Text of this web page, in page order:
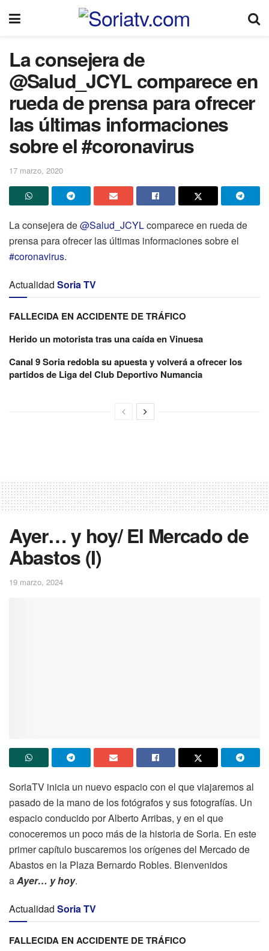
La consejera de
@Salud_JCYL comparece en
rueda de prensa para ofrecer
las últimas informaciones
sobre el #coronavirus
17 marzo, 2020
La consejera de@Salud_JCYLcomparece en rueda de
prensa para ofrecer las últimas informaciones sobre el
#coronavirus.
Actualidad Soria TV
FALLECIDA EN ACCIDENTE DE TRÁFICO
Herido un motorista tras una caída en Vinuesa
Canal 9 Soria redobla su apuesta y volverá a ofrecer los
partidos de Liga del Club Deportivo Numancia
Ayer… y hoy/ El Mercado de
Abastos (I)
19 marzo, 2024
SoriaTV inicia un nuevo espacio con el que viajaremos al
pasado de la mano de los fotógrafos y sus fotografías. Un
espacio conducido por Alberto Arribas, y en el que
conoceremos un poco más de la historia de Soria. En este
primer capítulo buscaremos los orígenes del Mercado de
Abastos en la Plaza Bernardo Robles. Bienvenidos
aAyer… y hoy.
Actualidad Soria TV
FALLECIDA EN ACCIDENTE DE TRÁFICO